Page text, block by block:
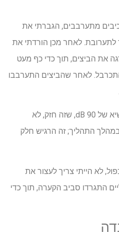
מתערבבים, הגברתי את
אוויר לתערובת. לאחר מכן הורדתי את
את הביצים, תוך כדי כף מעט
לאחר שהביצים התערבבו
למרות שרמת הרעש הגיעה לשיא של 90 dB, שזה חזק, לא
התהליך; זה הרגיש חלק
לא הייתי צריך לעצור את
התגרדו סביב הקערה, תוך כדי